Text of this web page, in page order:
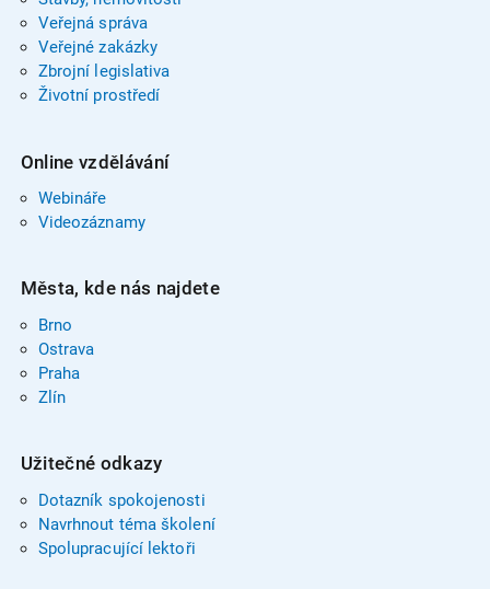
Veřejná správa
Veřejné zakázky
Zbrojní legislativa
Životní prostředí
Online vzdělávání
Webináře
Videozáznamy
Města, kde nás najdete
Brno
Ostrava
Praha
Zlín
Užitečné odkazy
Dotazník spokojenosti
Navrhnout téma školení
Spolupracující lektoři